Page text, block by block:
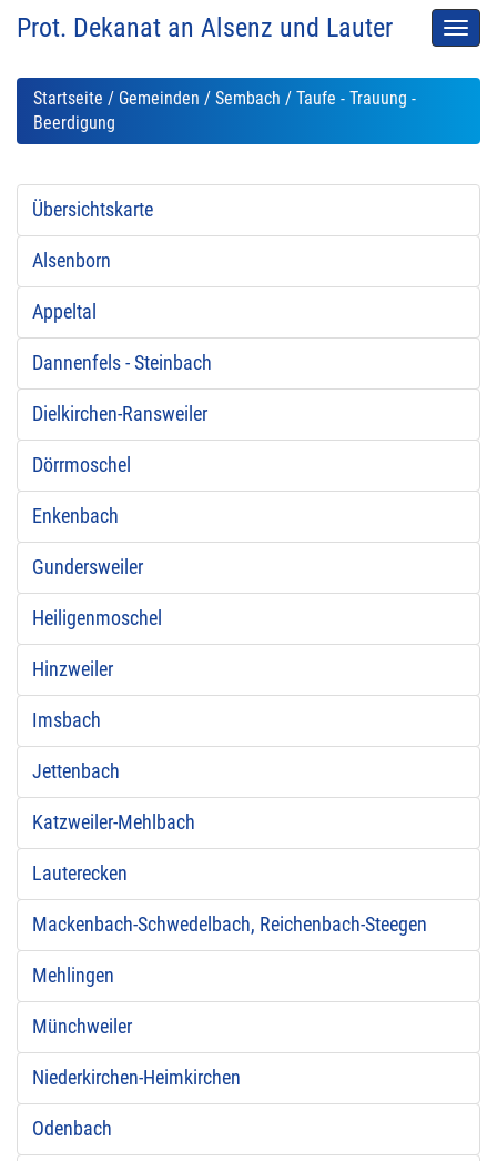
Prot. Dekanat an Alsenz und Lauter
Startseite / Gemeinden / Sembach / Taufe - Trauung -
Beerdigung
Übersichtskarte
Alsenborn
Appeltal
Dannenfels - Steinbach
Dielkirchen-Ransweiler
Dörrmoschel
Enkenbach
Gundersweiler
Heiligenmoschel
Hinzweiler
Imsbach
Jettenbach
Katzweiler-Mehlbach
Lauterecken
Mackenbach-Schwedelbach, Reichenbach-Steegen
Mehlingen
Münchweiler
Niederkirchen-Heimkirchen
Odenbach